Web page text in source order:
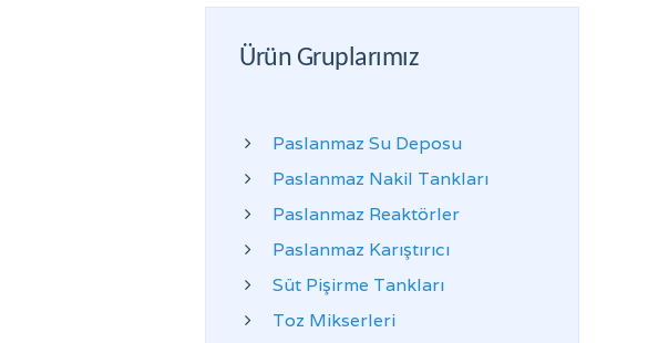
Ürün Gruplarımız
Paslanmaz Su Deposu
Paslanmaz Nakil Tankları
Paslanmaz Reaktörler
Paslanmaz Karıştırıcı
Süt Pişirme Tankları
Toz Mikserleri